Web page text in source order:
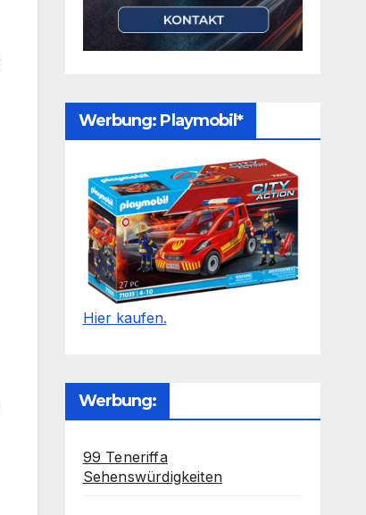
Werbung: Playmobil*
Hier kaufen.
Werbung:
99 Teneriffa
Sehenswürdigkeiten